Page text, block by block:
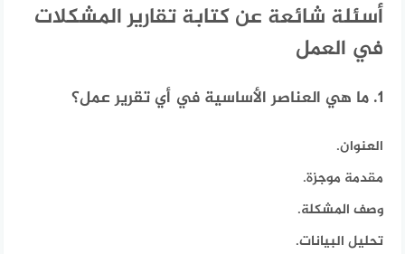
أسئلة شائعة عن كتابة تقارير المشكلات
في العمل
1. ما هي العناصر الأساسية في أي تقرير عمل؟
العنوان.
مقدمة موجزة.
وصف المشكلة.
تحليل البيانات.